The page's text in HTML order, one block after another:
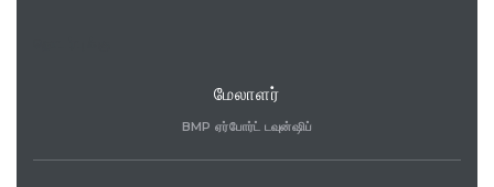
மேலாளர்
BMP ஏர்போர்ட் டவுன்ஷிப்